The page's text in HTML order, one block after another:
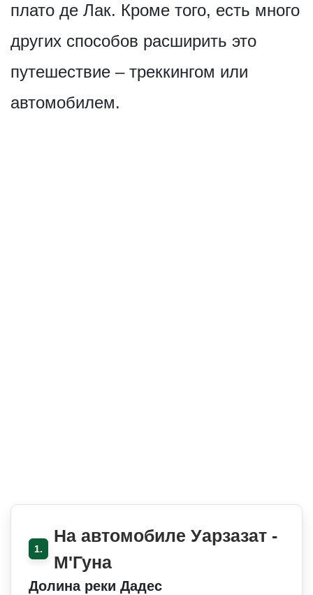
плато де Лак. Кроме того, есть много
других способов расширить это
путешествие – треккингом или
автомобилем.
1.
На автомобиле Уарзазат -
М'Гуна
Долина реки Дадес